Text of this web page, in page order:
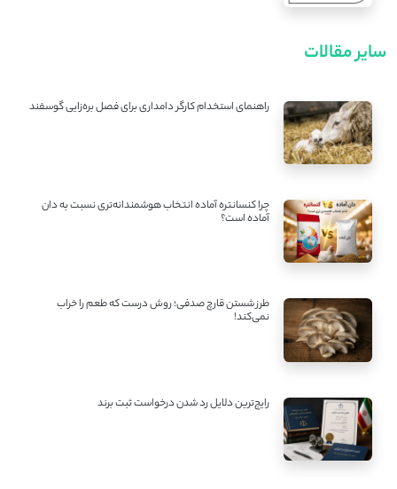
سایر مقالات
راهنمای استخدام کارگر دامداری برای فصل بره‌زایی گوسفند
چرا کنسانتره آماده انتخاب هوشمندانه‌تری نسبت به دان
آماده است؟
طرز شستن قارچ صدفی؛ روش درست که طعم را خراب
نمی‌کند!
رایج‌ترین دلایل رد شدن درخواست ثبت برند